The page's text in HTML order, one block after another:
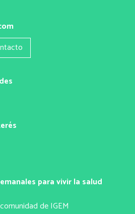
para vivir la salud
de IGEM